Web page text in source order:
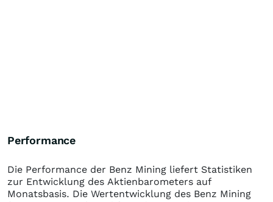
Performance
Die Performance der Benz Mining liefert Statistiken
zur Entwicklung des Aktienbarometers auf
Monatsbasis. Die Wertentwicklung des Benz Mining